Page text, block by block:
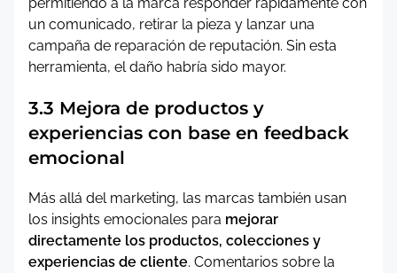
un comunicado, retirar la pieza y lanzar una
campaña de reparación de reputación. Sin esta
herramienta, el daño habría sido mayor.
3.3 Mejora de productos y
experiencias con base en feedback
emocional
Más allá del marketing, las marcas también usan
los insights emocionales para mejorar
directamente los productos, colecciones y
experiencias de cliente. Comentarios sobre la